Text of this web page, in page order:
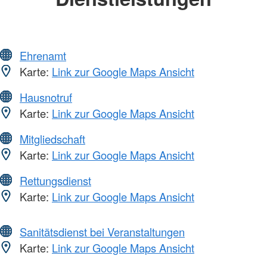
Ehrenamt
Karte: Link zur Google Maps Ansicht
Hausnotruf
Karte: Link zur Google Maps Ansicht
Mitgliedschaft
Karte: Link zur Google Maps Ansicht
Rettungsdienst
Karte: Link zur Google Maps Ansicht
Sanitätsdienst bei Veranstaltungen
Karte: Link zur Google Maps Ansicht